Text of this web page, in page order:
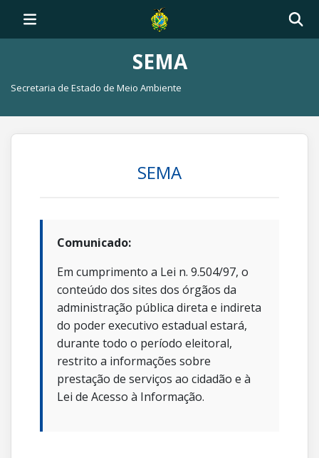
SEMA
Secretaria de Estado de Meio Ambiente
SEMA
Comunicado:
Em cumprimento a Lei n. 9.504/97, o
conteúdo dos sites dos órgãos da
administração pública direta e indireta
do poder executivo estadual estará,
durante todo o período eleitoral,
restrito a informações sobre
prestação de serviços ao cidadão e à
Lei de Acesso à Informação.